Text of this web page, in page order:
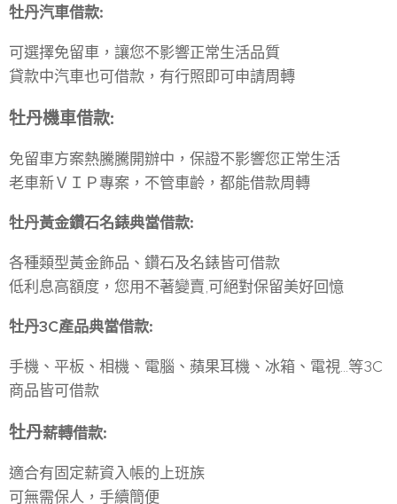
牡丹汽車借款:
可選擇免留車，讓您不影響正常生活品質
貸款中汽車也可借款，有行照即可申請周轉
牡丹機車借款:
免留車方案熱騰騰開辦中，保證不影響您正常生活
老車新ＶＩＰ專案，不管車齡，都能借款周轉
牡丹黃金鑽石名錶典當借款:
各種類型黃金飾品、鑽石及名錶皆可借款
低利息高額度，您用不著變賣,可絕對保留美好回憶
牡丹3C產品典當借款:
手機、平板、相機、電腦、蘋果耳機、冰箱、電視...等3C
商品皆可借款
牡丹薪轉借款:
適合有固定薪資入帳的上班族
可無需保人，手續簡便